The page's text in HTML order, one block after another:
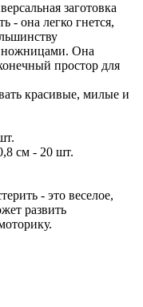
заготовка
- она легко гнется,
ножницами. Она
простор для
красивые, милые и
см - 20 шт.
- это веселое,
развить